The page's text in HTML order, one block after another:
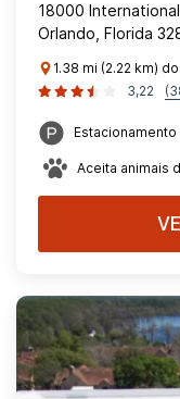
18000
Orlando, Florida
1.38 mi (2.22 km)
3,22
Estacionamento
Aceita animais